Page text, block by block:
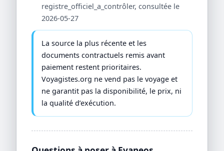
registre_officiel_a_contrôler, consultée le
2026-05-27
La source la plus récente et les
documents contractuels remis avant
paiement restent prioritaires.
Voyagistes.org ne vend pas le voyage et
ne garantit pas la disponibilité, le prix, ni
la qualité d’exécution.